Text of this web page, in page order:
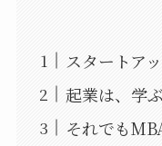
スタートア
起業は、学
それでも